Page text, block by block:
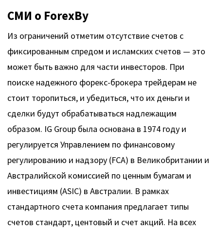
СМИ о ForexBy
Из ограничений отметим отсутствие счетов с
фиксированным спредом и исламских счетов — это
может быть важно для части инвесторов. При
поиске надежного форекс-брокера трейдерам не
стоит торопиться, и убедиться, что их деньги и
сделки будут обрабатываться надлежащим
образом. IG Group была основана в 1974 году и
регулируется Управлением по финансовому
регулированию и надзору (FCA) в Великобритании и
Австралийской комиссией по ценным бумагам и
инвестициям (ASIC) в Австралии. В рамках
стандартного счета компания предлагает типы
счетов стандарт, центовый и счет акций. На всех